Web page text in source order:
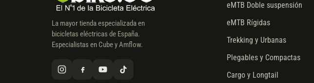
La mayor tienda especializada en
bicicletas eléctricas de España.
Especialistas en Cube y Amflow.
eMTB Doble suspensión
eMTB Rígidas
Trekking y Urbanas
Plegables y Compactas
Cargo y Longtail